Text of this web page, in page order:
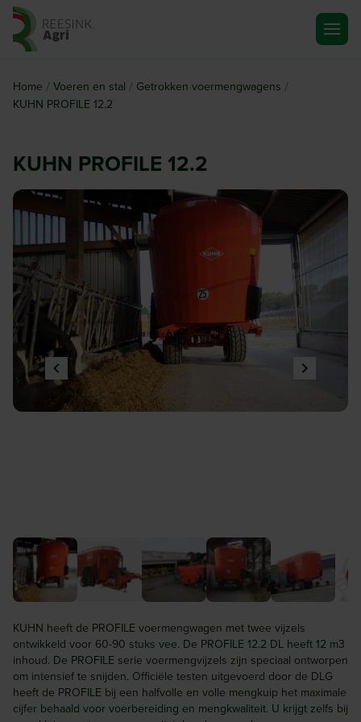
Home / Voeren en stal / Getrokken voermengwagens /
KUHN PROFILE 12.2
KUHN PROFILE 12.2
KUHN heeft de PROFILE voermengwagen met twee vijzels
ontwikkeld voor 60-90 stuks vee. De PROFILE 12.2 DL heeft 12 m3
inhoud. De PROFILE serie voermengvijzels zijn speciaal ontworpen
om intensief te snijden. Officiële testen uitgevoerd door de DLG
heeft de PROFILE bij een halfvolle en volle mengkuip het maximale
cijfer behaald voor voerbereiding en mengkwaliteit. U krijgt zelfs bij